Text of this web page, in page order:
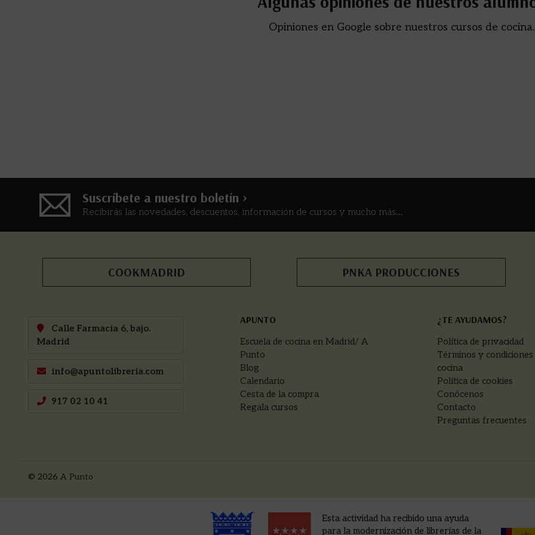
Opiniones en Google sobre nuestros cursos de cocina.
Suscríbete a nuestro boletín >
Recibirás las novedades, descuentos, información de cursos y mucho más...
COOKMADRID PNKA PRODUCCIONES
Calle Farmacia 6, bajo.
Madrid
info@apuntolibreria.com
917 02 10 41
APUNTO
Escuela de cocina en Madrid/ A
Punto
Blog
Calendario
Cesta de la compra
Regala cursos
¿TE AYUDAMOS?
Política de privacidad
Términos y
cocina
Política de cookies
Conócenos
Contacto
Preguntas frecuentes
© 2026 A Punto
Esta actividad ha recibido una ayuda
para la modernización de librerías de la